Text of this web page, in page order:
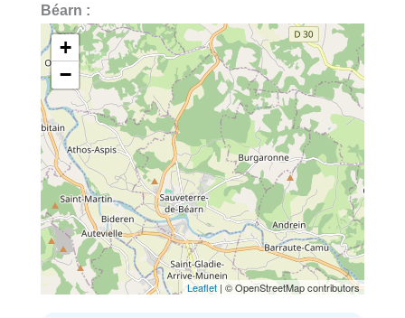
Béarn :
+
−
Leaflet | © OpenStreetMap contributors